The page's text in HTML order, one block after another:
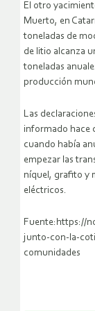
El otro
Muerto, en
toneladas de
de litio alcanza
toneladas
producción
Las
informado hace
cuando había
empezar las
níquel, grafito y
eléctricos.
Fuente:https://
junto-con-la-
comunidades